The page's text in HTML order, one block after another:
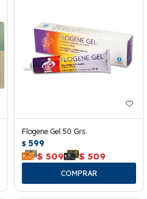
Flogene Gel 50 Grs.
$ 599
$ 509 $ 509